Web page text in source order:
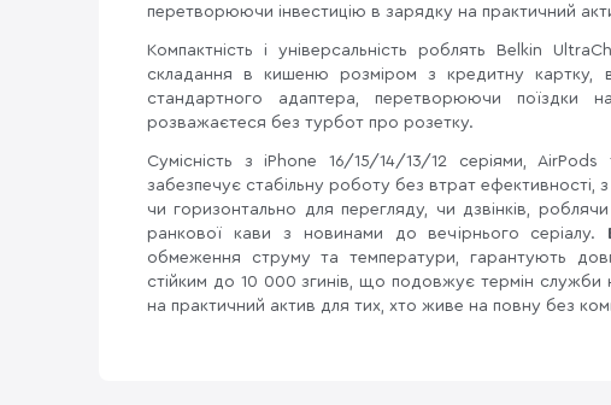
перетворюючи інвестицію в зарядку на практичний
Компактність і універсальність роблять Belkin
складання в кишеню розміром з кредитну картку,
стандартного адаптера, перетворюючи
розважаєтеся без турбот про розетку.
Сумісність з iPhone 16/15/14/13/12 серіями,
забезпечує стабільну роботу без втрат ефективності,
чи горизонтально для перегляду, чи дзвінків,
ранкової кави з новинами до вечірнього серіалу.
обмеження струму та температури, гарантують
стійким до 10 000 згинів, що подовжує термін
на практичний актив для тих, хто живе на повну без